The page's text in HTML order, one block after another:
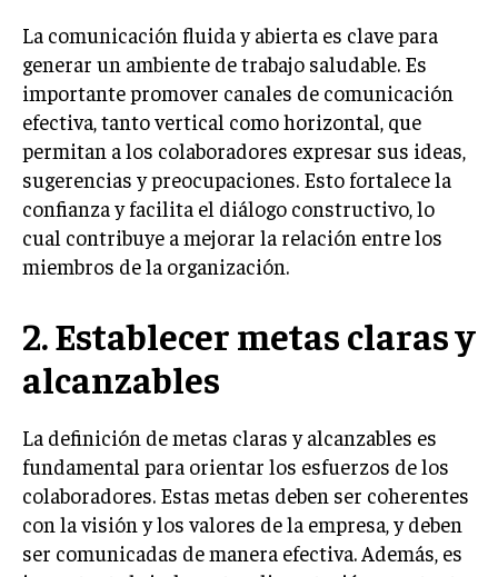
TRANSFORMACIÓN DIGITAL
ANALÍTICA EMPRESARIAL Y BUSINESS
INTELLIGENCE
CIBERSEGURIDAD EMPRESARIAL
ESTRATEGIA
EMPRESAS FAMILIARES Y SUCESIÓN
NEGOCIACIÓN Y RESOLUCIÓN DE CONFLICTOS
DERECHO EMPRESARIAL Y REGULACIONES
NEGOCIOS
ESTRATEGIAS DE NEGOCIOS
MARKETING B2B
La comunicación fluida y abierta es clave para
generar un ambiente de trabajo saludable. Es
importante promover canales de comunicación
efectiva, tanto vertical como horizontal, que
permitan a los colaboradores expresar sus ideas,
sugerencias y preocupaciones. Esto fortalece la
confianza y facilita el diálogo constructivo, lo
cual contribuye a mejorar la relación entre los
miembros de la organización.
2. Establecer metas claras y
alcanzables
La definición de metas claras y alcanzables es
fundamental para orientar los esfuerzos de los
colaboradores. Estas metas deben ser coherentes
con la visión y los valores de la empresa, y deben
ser comunicadas de manera efectiva. Además, es